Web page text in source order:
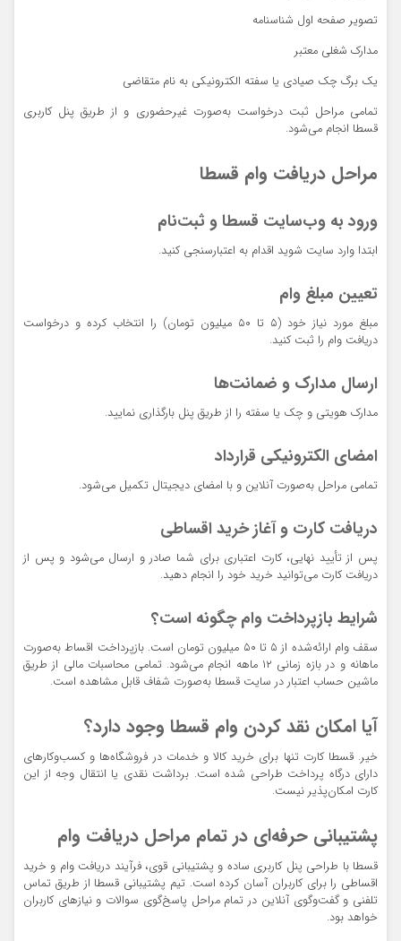
تصویر صفحه اول شناسنامه
مدارک شغلی معتبر
یک برگ چک صیادی یا سفته الکترونیکی به نام متقاضی
تمامی مراحل ثبت درخواست به‌صورت غیرحضوری و از طریق پنل کاربری
قسطا انجام می‌شود.
مراحل دریافت وام قسطا
ورود به وب‌سایت قسطا و ثبت‌نام
ابتدا وارد سایت شوید اقدام به اعتبارسنجی کنید.
تعیین مبلغ وام
مبلغ مورد نیاز خود (۵ تا ۵۰ میلیون تومان) را انتخاب کرده و درخواست
دریافت وام را ثبت کنید.
ارسال مدارک و ضمانت‌ها
مدارک هویتی و چک یا سفته را از طریق پنل بارگذاری نمایید.
امضای الکترونیکی قرارداد
تمامی مراحل به‌صورت آنلاین و با امضای دیجیتال تکمیل می‌شود.
دریافت کارت و آغاز خرید اقساطی
پس از تأیید نهایی، کارت اعتباری برای شما صادر و ارسال می‌شود و پس از
دریافت کارت می‌توانید خرید خود را انجام دهید.
شرایط بازپرداخت وام چگونه است؟
سقف وام ارائه‌شده از ۵ تا ۵۰ میلیون تومان است. بازپرداخت اقساط به‌صورت
ماهانه و در بازه زمانی ۱۲ ماهه انجام می‌شود. تمامی محاسبات مالی از طریق
ماشین حساب اعتبار در سایت قسطا به‌صورت شفاف قابل مشاهده است.
آیا امکان نقد کردن وام قسطا وجود دارد؟
خیر. قسطا کارت تنها برای خرید کالا و خدمات در فروشگاه‌ها و کسب‌وکارهای
دارای درگاه پرداخت طراحی شده است. برداشت نقدی یا انتقال وجه از این
کارت امکان‌پذیر نیست.
پشتیبانی حرفه‌ای در تمام مراحل دریافت وام
قسطا با طراحی پنل کاربری ساده و پشتیبانی قوی، فرآیند دریافت وام و خرید
اقساطی را برای کاربران آسان کرده است. تیم پشتیبانی قسطا از طریق تماس
تلفنی و گفت‌وگوی آنلاین در تمام مراحل پاسخ‌گوی سوالات و نیازهای کاربران
خواهد بود.